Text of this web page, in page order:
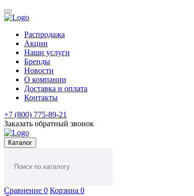
Распродажа
Акции
Наши услуги
Бренды
Новости
О компании
Доставка и оплата
Контакты
+7 (800) 775-89-21
Заказать обратный звонок
Каталог
Сравнение 0 Корзина 0